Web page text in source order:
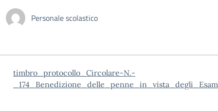
Personale scolastico
timbro_protocollo_Circolare-N.-